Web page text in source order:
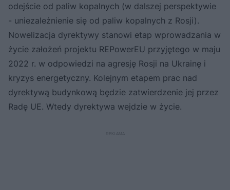
odejście od paliw kopalnych (w dalszej perspektywie
- uniezależnienie się od paliw kopalnych z Rosji).
Nowelizacja dyrektywy stanowi etap wprowadzania w
życie założeń projektu REPowerEU przyjętego w maju
2022 r. w odpowiedzi na agresję Rosji na Ukrainę i
kryzys energetyczny. Kolejnym etapem prac nad
dyrektywą budynkową będzie zatwierdzenie jej przez
Radę UE. Wtedy dyrektywa wejdzie w życie.